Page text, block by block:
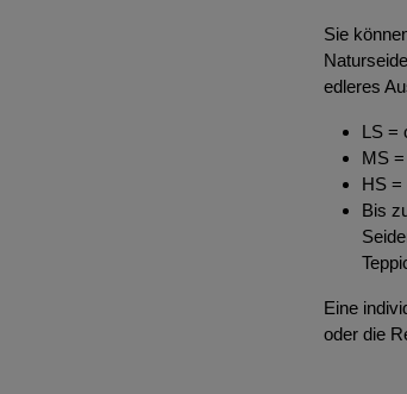
Sie
edleres
LS =
MS
HS =
Bis
Eine
oder die